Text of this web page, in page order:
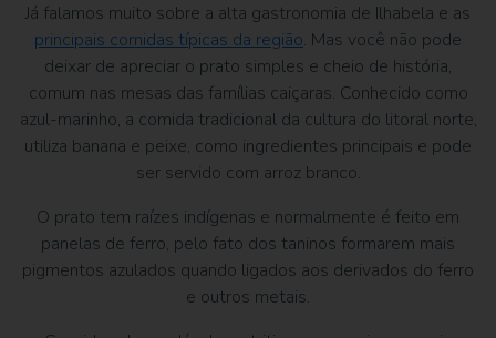
Já falamos muito sobre a alta gastronomia de Ilhabela e as
principais comidas típicas da região. Mas você não pode
deixar de apreciar o prato simples e cheio de história,
comum nas mesas das famílias caiçaras. Conhecido como
azul-marinho, a comida tradicional da cultura do litoral norte,
utiliza banana e peixe, como ingredientes principais e pode
ser servido com arroz branco.
O prato tem raízes indígenas e normalmente é feito em
panelas de ferro, pelo fato dos taninos formarem mais
pigmentos azulados quando ligados aos derivados do ferro
e outros metais.